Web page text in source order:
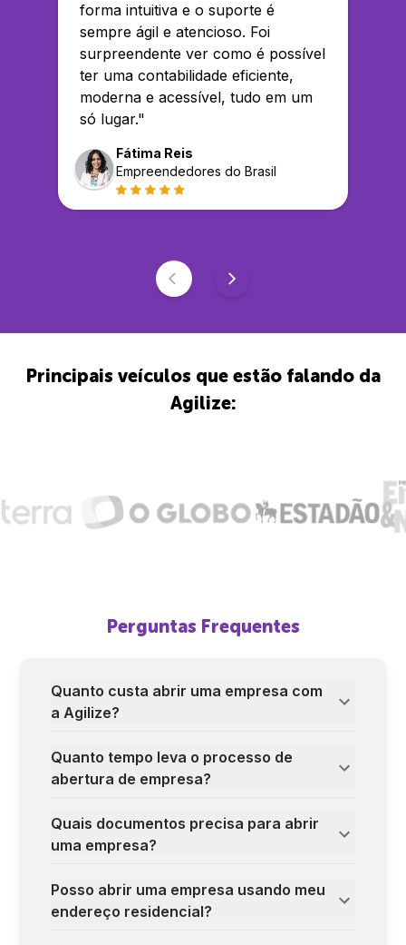
forma intuitiva e o suporte é
sempre ágil e atencioso. Foi
surpreendente ver como é possível
ter uma contabilidade eficiente,
moderna e acessível, tudo em um
só lugar."
Fátima Reis
Empreendedores do Brasil
Principais veículos que estão falando da
Agilize:
Perguntas Frequentes
Quanto custa abrir uma empresa com
a Agilize?
Quanto tempo leva o processo de
abertura de empresa?
Quais documentos precisa para abrir
uma empresa?
Posso abrir uma empresa usando meu
endereço residencial?